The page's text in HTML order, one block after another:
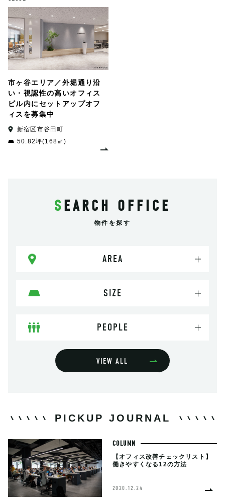
市ヶ谷エリア／外堀通り沿
い・視認性の高いオフィス
ビル内にセットアップオフ
ィスを募集中
新宿区市谷田町
50.82坪(168㎡)
SEARCH OFFICE
物件を探す
AREA
SIZE
PEOPLE
VIEW ALL
PICKUP JOURNAL
COLUMN
【オフィス改善チェックリスト】
働きやすくなる12の方法
2020.12.24